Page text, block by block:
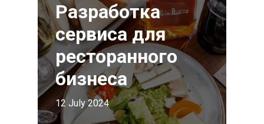
Разработка
сервиса для
ресторанного
бизнеса
12 July 2024